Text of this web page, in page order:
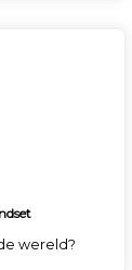
wereld?